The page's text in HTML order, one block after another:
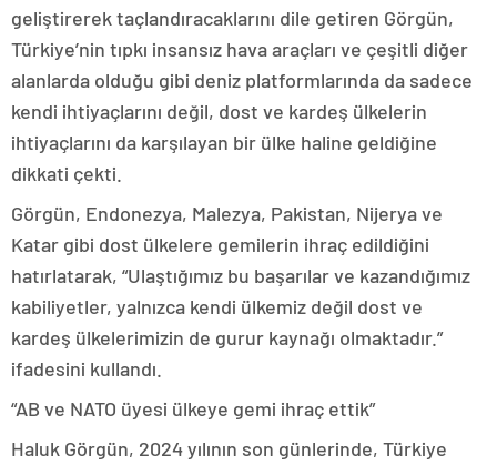
geliştirerek taçlandıracaklarını dile getiren Görgün,
Türkiye’nin tıpkı insansız hava araçları ve çeşitli diğer
alanlarda olduğu gibi deniz platformlarında da sadece
kendi ihtiyaçlarını değil, dost ve kardeş ülkelerin
ihtiyaçlarını da karşılayan bir ülke haline geldiğine
dikkati çekti.
Görgün, Endonezya, Malezya, Pakistan, Nijerya ve
Katar gibi dost ülkelere gemilerin ihraç edildiğini
hatırlatarak, “Ulaştığımız bu başarılar ve kazandığımız
kabiliyetler, yalnızca kendi ülkemiz değil dost ve
kardeş ülkelerimizin de gurur kaynağı olmaktadır.”
ifadesini kullandı.
“AB ve NATO üyesi ülkeye gemi ihraç ettik”
Haluk Görgün, 2024 yılının son günlerinde, Türkiye